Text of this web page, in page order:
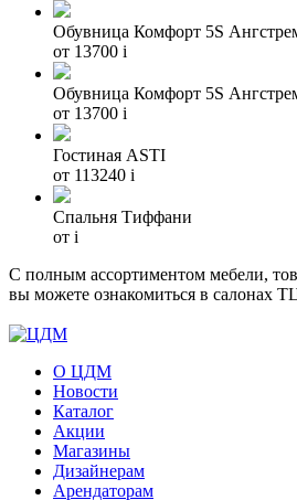
Обувница Комфорт 5S
от 13700 i
Обувница Комфорт 5S
от 13700 i
Гостиная ASTI
от 113240 i
Спальня Тиффани
от i
С полным ассортиментом мебели,
вы можете ознакомиться в салонах
О ЦДМ
Новости
Каталог
Акции
Магазины
Дизайнерам
Арендаторам